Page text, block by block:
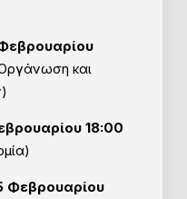
και
18:00
Φεβρουαρίου